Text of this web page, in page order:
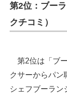
第2位：ブー
クチコミ）
第2位は「ブ
クサーからパン
シェフブーラン